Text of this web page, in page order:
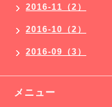
2016-11（2）
2016-10（2）
2016-09（3）
メニュー